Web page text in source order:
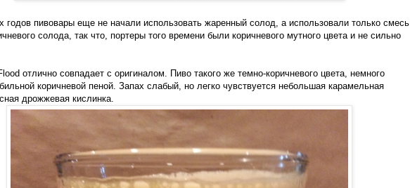
годов пивовары еще не начали использовать жаренный солод, а использовали только смесь
солода, так что, портеры того времени были коричневого мутного цвета и не сильно
отлично совпадает с оригиналом. Пиво такого же темно-коричневого цвета, немного
коричневой пеной. Запах слабый, но легко чувствуется небольшая карамельная
дрожжевая кислинка.